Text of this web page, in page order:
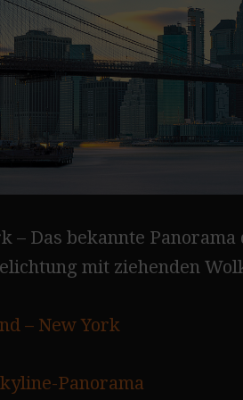
– Das bekannte
mit ziehenden
– New York
Panorama